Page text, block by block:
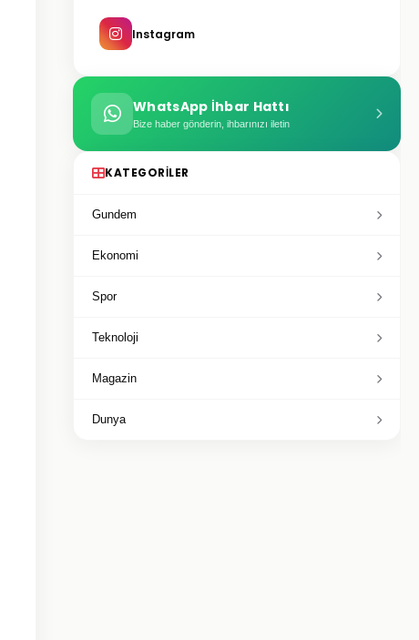
Instagram
WhatsApp İhbar Hattı
Bize haber gönderin, ihbarınızı iletin
KATEGORILER
Gundem
Ekonomi
Spor
Teknoloji
Magazin
Dunya